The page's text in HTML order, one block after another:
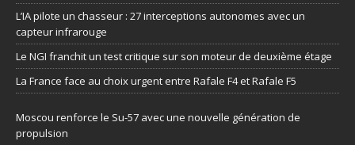
L’IA pilote un chasseur : 27 interceptions autonomes avec un
capteur infrarouge
Le NGI franchit un test critique sur son moteur de deuxième étage
La France face au choix urgent entre Rafale F4 et Rafale F5
Moscou renforce le Su-57 avec une nouvelle génération de
propulsion